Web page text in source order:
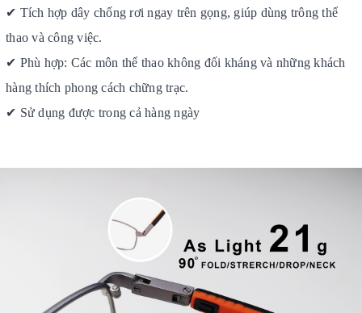
✔ Tích hợp dây chống rơi ngay trên gọng, giúp dùng trông thể
thao và công việc.
✔ Phù hợp: Các môn thể thao không đối kháng và những khách
hàng thích phong cách chững trạc.
✔ Sử dụng được trong cả hàng ngày